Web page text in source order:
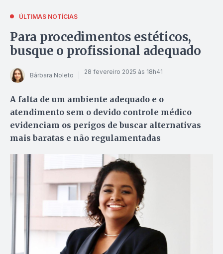
ÚLTIMAS NOTÍCIAS
Para procedimentos estéticos,
busque o profissional adequado
Bárbara Noleto 28 fevereiro 2025 às 18h41
A falta de um ambiente adequado e o
atendimento sem o devido controle médico
evidenciam os perigos de buscar alternativas
mais baratas e não regulamentadas